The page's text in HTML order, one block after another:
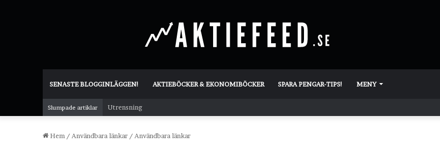
SENASTE BLOGGINLÄGGEN! AKTIEBÖCKER & EKONOMIBÖCKER SPARA PENGAR-TIPS! MENY
Slumpade artiklar Utrensning
Hem / Användbara länkar / Användbara länkar